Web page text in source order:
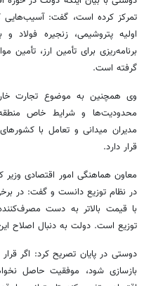
تمرکز کرده است، گفت: آسیب‌هایی
اولیه پتروشیمی، زنجیره فولاد
برنامه‌ریزی برای تأمین ارز، تأمین
گرفته است.
وی همچنین به موضوع تجارت
محدودیت‌ها و شرایط خاص
مدیران میدانی و تعامل با
قرار دارد.
معاون هماهنگی امور اقتصادی
در نظام توزیع دانست و گفت: در
با قیمت بالاتر به دست
توزیع است. دولت به دنبال اصلاح
دوستی در پایان تصریح کرد: اگر
بازسازی شود، موفقیت حاصل